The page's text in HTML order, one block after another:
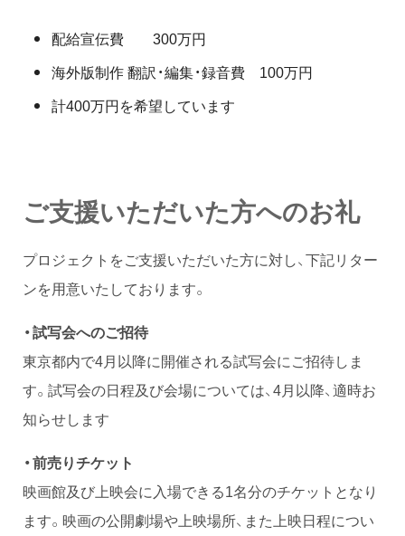
配給宣伝費 300万円
海外版制作 翻訳・編集・録音費 100万円
計400万円を希望しています
ご支援いただいた方へのお礼
プロジェクトをご支援いただいた方に対し、下記リター
ンを用意いたしております。
・試写会へのご招待
東京都内で4月以降に開催される試写会にご招待しま
す。試写会の日程及び会場については、4月以降、適時お
知らせします
・前売りチケット
映画館及び上映会に入場できる1名分のチケットとなり
ます。映画の公開劇場や上映場所、また上映日程につい